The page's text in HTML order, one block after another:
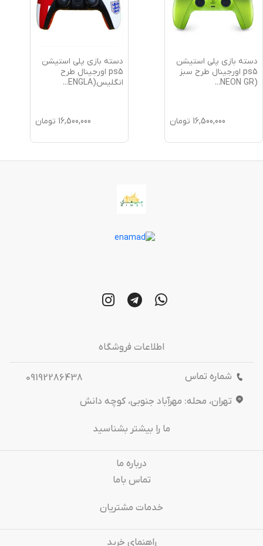
دسته بازی پلی استیشن
ps5 اورجینال طرح سبز
(NEON GR
...
16,500,000 تومان
دسته بازی پلی استیشن
ps5 اورجینال طرح
انگلیس(ENGLA
...
16,500,000 تومان
اطلاعات فروشگاه
شماره تماس
09192286438
تهران، محله: مهرآباد جنوبی، کوچه دانش
ما را بیشتر بشناسید
درباره‌ ما
تماس باما
خدمات مشتریان
راهنمای خرید